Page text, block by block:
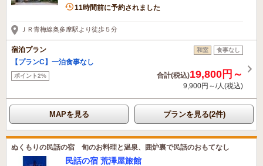
4名がこの宿を見ています
ＪＲ青梅線奥多摩駅より徒歩５分
宿泊プラン 和室 食事なし
【プランC】一泊食事なし
ポイント2% 合計(税込)19,800円～
9,900円～/人(税込)
MAPを見る プランを見る(2件)
ぬくもりの民話の宿 旬のお料理と温泉、囲炉裏で民話のおもてなし
民話の宿 荒澤屋旅館